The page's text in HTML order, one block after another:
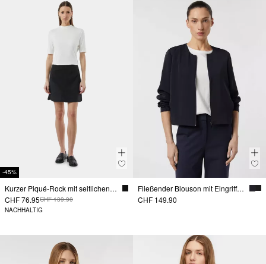
-45%
Kurzer Piqué-Rock mit seitlichen Eingrifftaschen
CHF 76.95CHF 139.90
NACHHALTIG
Fließender Blouson mit Eingrifftaschen
CHF 149.90